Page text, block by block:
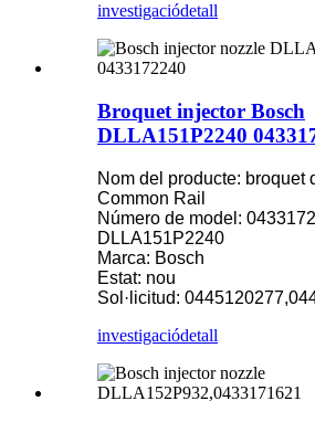
investigaciódetall
Broquet injector Bosch
DLLA151P2240
Nom del producte: broquet
Common Rail
Número de model:
DLLA151P2240
Marca: Bosch
Estat: nou
Sol·licitud:
investigaciódetall